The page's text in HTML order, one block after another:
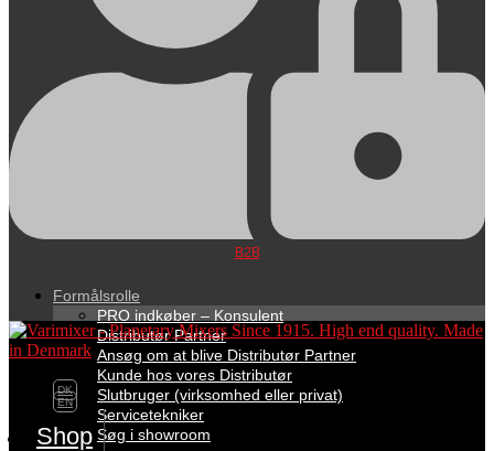
B2B
Formålsrolle
PRO indkøber – Konsulent
Distributør Partner
Ansøg om at blive Distributør Partner
Kunde hos vores Distributør
Slutbruger (virksomhed eller privat)
Servicetekniker
Søg i showroom
DK
EN
Shop